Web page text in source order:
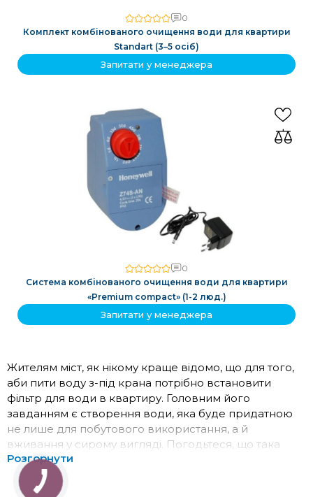
0
Комплект комбінованого очищення води для квартири
Standart (3–5 осіб)
Запитати у менеджера
0
Система комбінованого очищення води для квартири
«Premium compact» (1-2 люд.)
Запитати у менеджера
Жителям міст, як нікому краще відомо, що для того,
аби пити воду з-під крана потрібно встановити
фільтр для води в квартиру. Головним його
завданням є створення води, яка буде придатною
не лише для побутового використання, а й
вживання у сирому вигляді. Погодьтеся, що така
вода на сьогодні рідкість. Часто до склянки разом з
рідиною потрапляють мул чи пісок, вода каламутна, а
про запах взагалі нічого хорошого сказати не можна.
Розгорнути